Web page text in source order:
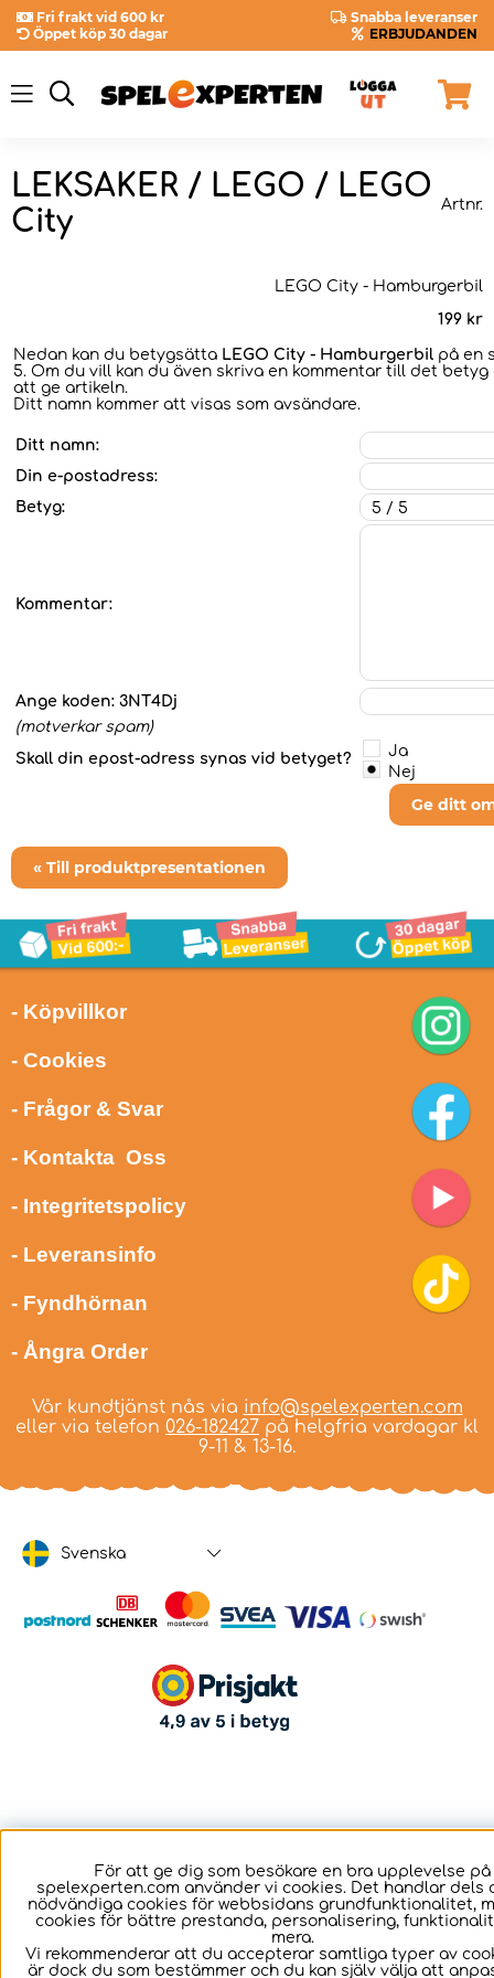
Fri frakt vid 600 kr
Snabba leveranser
Öppet köp 30 dagar
ERBJUDANDEN
LEKSAKER / LEGO / LEGO
City
Artnr.
LEGO City - Hamburgerbil
199 kr
Nedan kan du betygsätta LEGO City - Hamburgerbil på en
5. Om du vill kan du även skriva en kommentar till det
att ge artikeln.
Ditt namn kommer att visas som avsändare.
Ditt namn:
Din e-postadress:
Betyg:
Kommentar:
Ange koden: 3NT4Dj
(motverkar spam)
Skall din epost-adress synas vid betyget?
Ja
Nej
Ge ditt
« Till produktpresentationen
- Köpvillkor
- Cookies
- Frågor & Svar
- Kontakta Oss
- Integritetspolicy
- Leveransinfo
- Fyndhörnan
- Ångra Order
Vår kundtjänst nås via info@spelexperten.com
eller via telefon 026-182427 på helgfria vardagar kl
9-11 & 13-16.
Svenska
För att ge dig som besökare en bra upplevelse på
spelexperten.com använder vi cookies. Det handlar dels
nödvändiga cookies för webbsidans grundfunktionalitet,
cookies för bättre prestanda, personalisering,
mera.
Vi rekommenderar att du accepterar samtliga typer av
är dock du som bestämmer och du kan själv välja att